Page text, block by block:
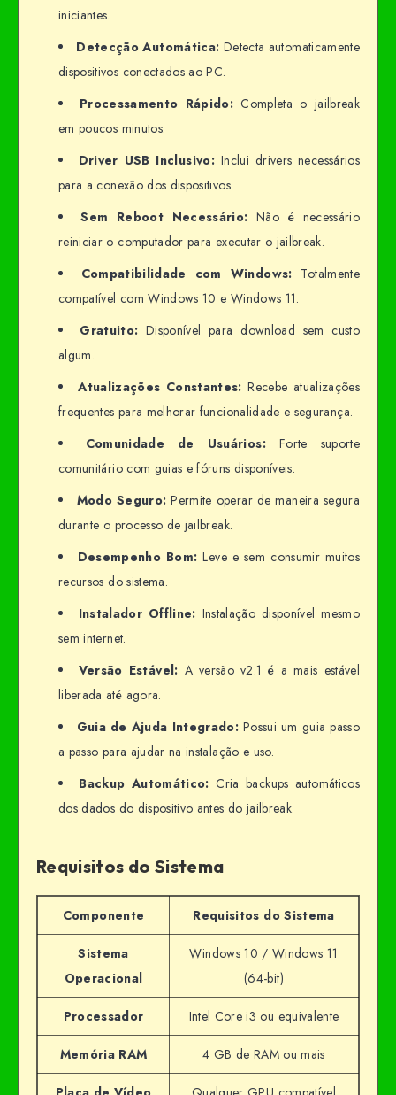
iniciantes.
Detecção Automática: Detecta automaticamente
dispositivos conectados ao PC.
Processamento Rápido: Completa o jailbreak
em poucos minutos.
Driver USB Inclusivo:Inclui drivers necessários
para a conexão dos dispositivos.
Sem Reboot Necessário: Não é necessário
reiniciar o computador para executar o jailbreak.
Compatibilidade com Windows: Totalmente
compatível com Windows 10 e Windows 11.
Gratuito: Disponível para download sem custo
algum.
Atualizações Constantes: Recebe atualizações
frequentes para melhorar funcionalidade e segurança.
Comunidade de Usuários:Forte suporte
comunitário com guias e fóruns disponíveis.
Modo Seguro: Permite operar de maneira segura
durante o processo de jailbreak.
Desempenho Bom: Leve e sem consumir muitos
recursos do sistema.
Instalador Offline: Instalação disponível mesmo
sem internet.
Versão Estável: A versão v2.1 é a mais estável
liberada até agora.
Guia de Ajuda Integrado: Possui um guia passo
a passo para ajudar na instalação e uso.
Backup Automático: Cria backups automáticos
dos dados do dispositivo antes do jailbreak.
Requisitos do Sistema
Componente Requisitos do Sistema
Sistema
Operacional
Windows 10 / Windows 11
(64-bit)
Processador Intel Core i3 ou equivalente
Memória RAM 4 GB de RAM ou mais